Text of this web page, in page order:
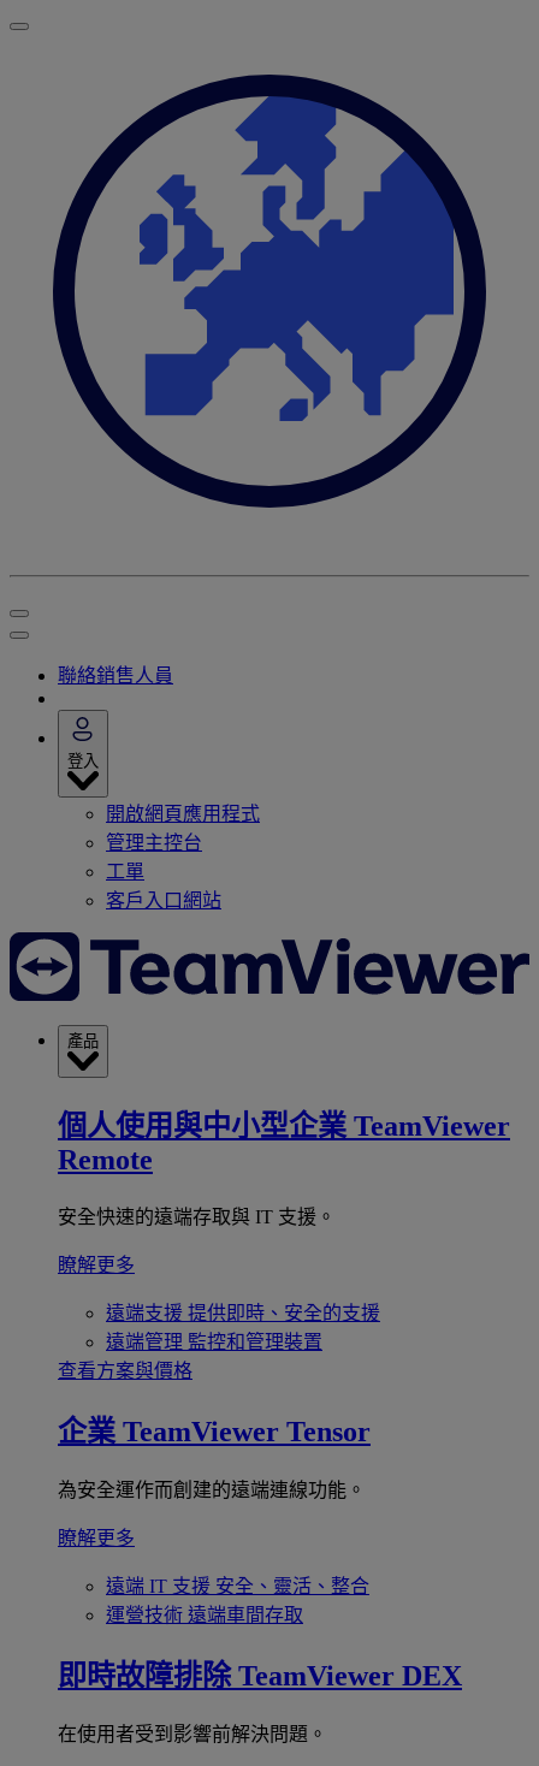
聯絡銷售人員
登入
開啟網頁應用程式
管理主控台
工單
客戶入口網站
產品
個人使用與中小型企業 TeamViewer
Remote
安全快速的遠端存取與 IT 支援。
瞭解更多
遠端支援 提供即時、安全的支援
遠端管理 監控和管理裝置
查看方案與價格
企業 TeamViewer Tensor
為安全運作而創建的遠端連線功能。
瞭解更多
遠端 IT 支援 安全、靈活、整合
運營技術 遠端車間存取
即時故障排除 TeamViewer DEX
在使用者受到影響前解決問題。